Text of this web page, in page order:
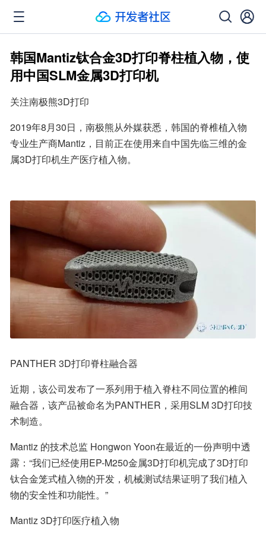
韩国Mantiz钛合金3D打印脊柱植入物，使
用中国SLM金属3D打印机
关注南极熊3D打印
2019年8月30日，南极熊从外媒获悉，韩国的脊椎植入物
专业生产商Mantiz，目前正在使用来自中国先临三维的金
属3D打印机生产医疗植入物。
PANTHER 3D打印脊柱融合器
近期，该公司发布了一系列用于植入脊柱不同位置的椎间
融合器，该产品被命名为PANTHER，采用SLM 3D打印技
术制造。
Mantiz 的技术总监 Hongwon Yoon在最近的一份声明中透
露：“我们已经使用EP-M250金属3D打印机完成了3D打印
钛合金笼式植入物的开发，机械测试结果证明了我们植入
物的安全性和功能性。”
Mantiz 3D打印医疗植入物